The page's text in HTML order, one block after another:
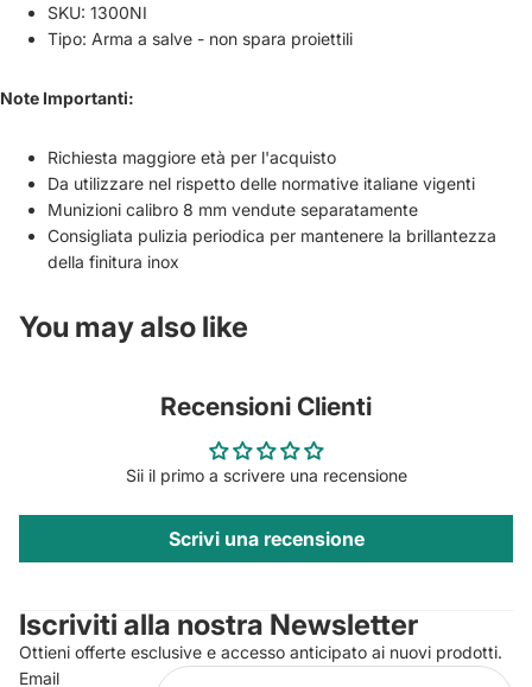
SKU: 1300NI
Tipo: Arma a salve - non spara proiettili
Note Importanti:
Richiesta maggiore età per l'acquisto
Da utilizzare nel rispetto delle normative italiane vigenti
Munizioni calibro 8 mm vendute separatamente
Consigliata pulizia periodica per mantenere la brillantezza
della finitura inox
You may also like
Recensioni Clienti
Sii il primo a scrivere una recensione
Scrivi una recensione
Iscriviti alla nostra Newsletter
Ottieni offerte esclusive e accesso anticipato ai nuovi prodotti.
Email
Privacy policy
Refund policy
Terms of service